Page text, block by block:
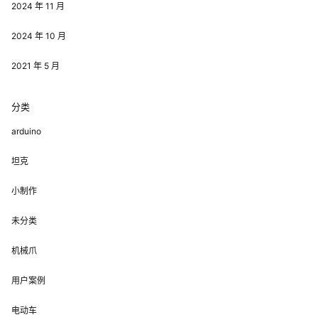
2024 年 11 月
2024 年 10 月
2021 年 5 月
分类
arduino
坦克
小制作
未分类
机械爪
用户案例
电动车